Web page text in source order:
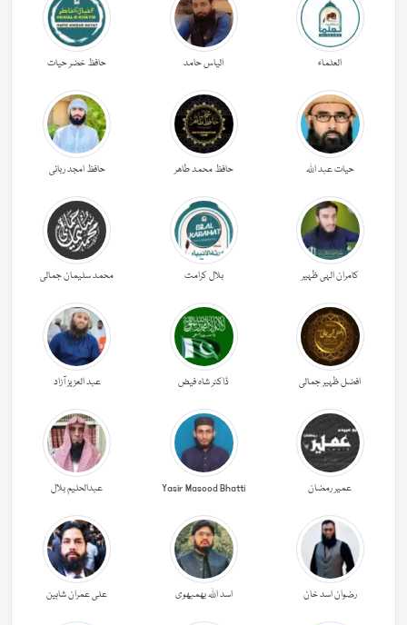
العلماء الیاس حامد حافظ خضر حیات
حیات عبد اللہ حافظ محمد طاھر حافظ امجد ربانی
کامران الہی ظہیر بلال کرامت محمد سلیمان جمالی
افضل ظہیر جمالی ڈاکٹر شاہ فیض عبد العزیز آزاد
عمیر رمضان Yasir Masood Bhatti عبدالحليم بلال
رضوان اسد خان اسد اللہ بھمبھوی علی عمران شاہین